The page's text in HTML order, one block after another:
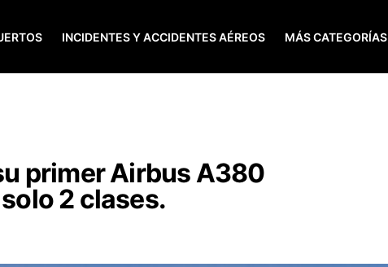
INCIDENTES Y ACCIDENTES AÉREOS MÁS CATEGORÍAS
primer Airbus A380
2 clases.